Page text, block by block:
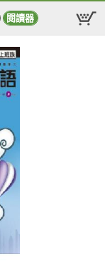
閱讀器